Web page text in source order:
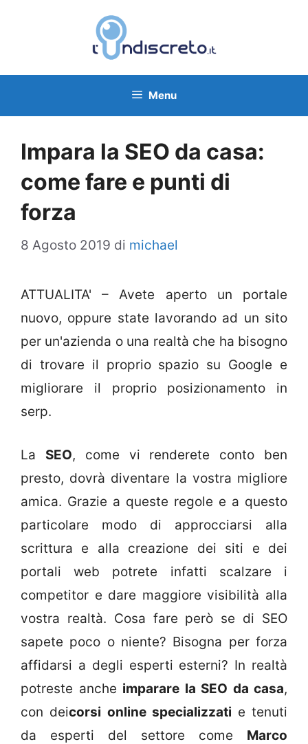
Menu
Impara la SEO da casa:
come fare e punti di
forza
8 Agosto 2019 di michael
ATTUALITA' – Avete aperto un portale
nuovo, oppure state lavorando ad un sito
per un'azienda o una realtà che ha bisogno
di trovare il proprio spazio su Google e
migliorare il proprio posizionamento in
serp.
La SEO, come vi renderete conto ben
presto, dovrà diventare la vostra migliore
amica. Grazie a queste regole e a questo
particolare modo di approcciarsi alla
scrittura e alla creazione dei siti e dei
portali web potrete infatti scalzare i
competitor e dare maggiore visibilità alla
vostra realtà. Cosa fare però se di SEO
sapete poco o niente? Bisogna per forza
affidarsi a degli esperti esterni? In realtà
potreste anche imparare la SEO da casa,
con deicorsi online specializzati e tenuti
da esperti del settore come Marco